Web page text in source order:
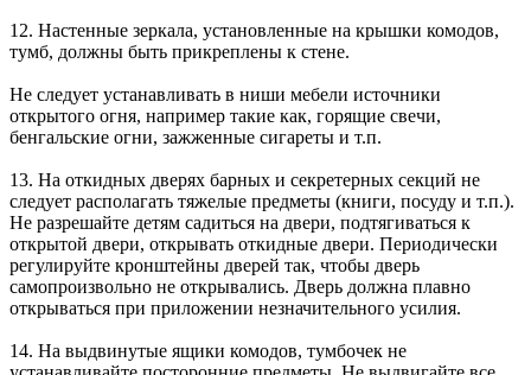
12. Настенные зеркала, установленные на крышки комодов,
тумб, должны быть прикреплены к стене.
Не следует устанавливать в ниши мебели источники
открытого огня, например такие как, горящие свечи,
бенгальские огни, зажженные сигареты и т.п.
13. На откидных дверях барных и секретерных секций не
следует располагать тяжелые предметы (книги, посуду и т.п.).
Не разрешайте детям садиться на двери, подтягиваться к
открытой двери, открывать откидные двери. Периодически
регулируйте кронштейны дверей так, чтобы дверь
самопроизвольно не открывались. Дверь должна плавно
открываться при приложении незначительного усилия.
14. На выдвинутые ящики комодов, тумбочек не